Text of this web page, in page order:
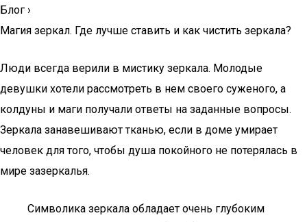
Блог ›
Магия зеркал. Где лучше ставить и как чистить зеркала?
Люди всегда верили в мистику зеркала. Молодые
девушки хотели рассмотреть в нем своего суженого, а
колдуны и маги получали ответы на заданные вопросы.
Зеркала занавешивают тканью, если в доме умирает
человек для того, чтобы душа покойного не потерялась в
мире зазеркалья.
Символика зеркала обладает очень глубоким